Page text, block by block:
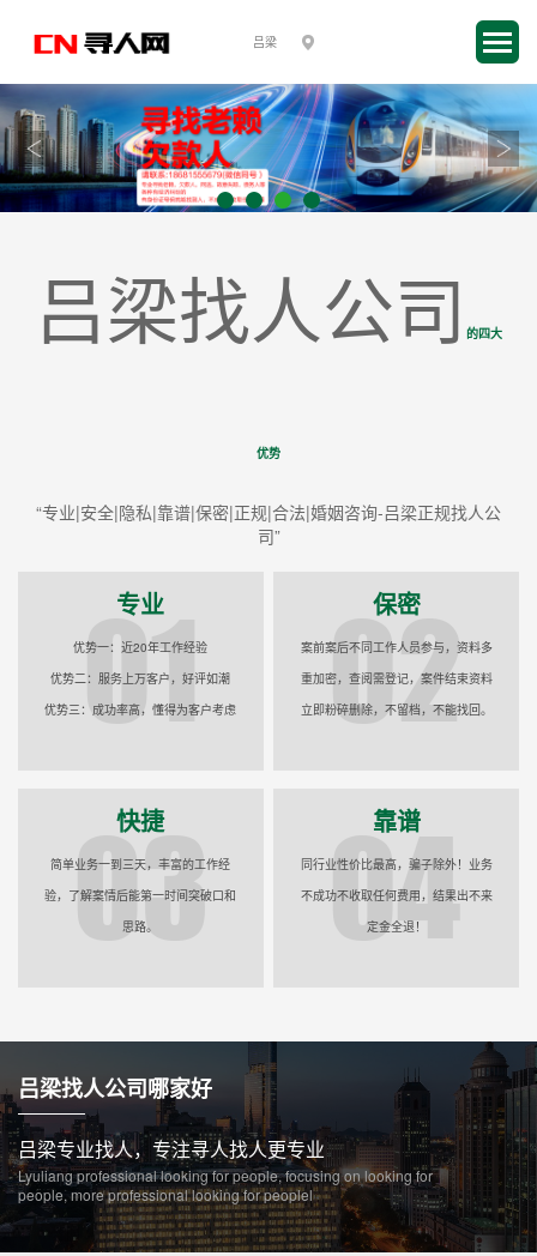
吕梁找人公司 的四大
优势
“专业|安全|隐私|靠谱|保密|正规|合法|婚姻咨询-吕梁正规找人公
司”
专业
优势一：近20年工作经验
优势二：服务上万客户，好评如潮
优势三：成功率高，懂得为客户考虑
保密
案前案后不同工作人员参与，资料多
重加密，查阅需登记，案件结束资料
立即粉碎删除，不留档，不能找回。
快捷
简单业务一到三天，丰富的工作经
验，了解案情后能第一时间突破口和
思路。
靠谱
同行业性价比最高，骗子除外！业务
不成功不收取任何费用，结果出不来
定金全退！
吕梁找人公司哪家好
吕梁专业找人，专注寻人找人更专业
Lyuliang professional looking for people, focusing on looking for
people, more professional looking for peoplel